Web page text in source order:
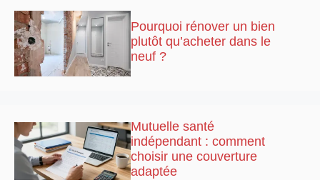
Pourquoi rénover un bien
plutôt qu’acheter dans le
neuf ?
Mutuelle santé
indépendant : comment
choisir une couverture
adaptée